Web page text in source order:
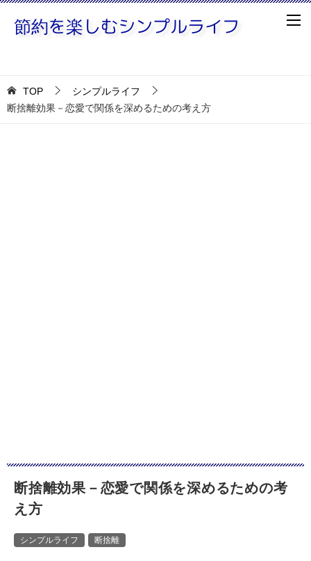
TOP
シンプルライフ
断捨離効果－恋愛で関係を深めるための考え方
断捨離効果－恋愛で関係を深めるための考
え方
シンプルライフ 断捨離